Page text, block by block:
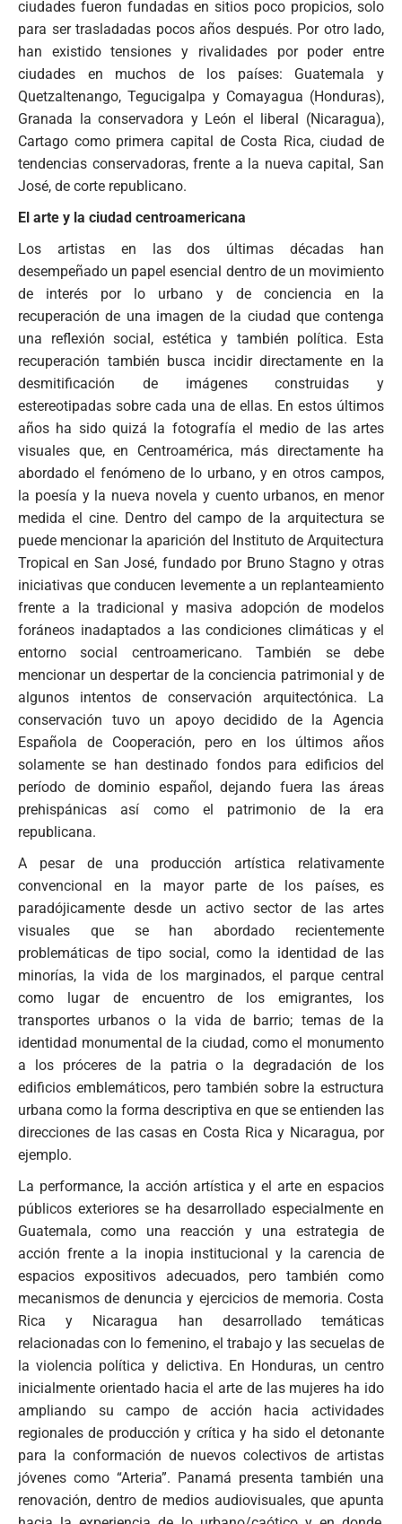
ciudades fueron fundadas en sitios poco propicios, solo
para ser trasladadas pocos años después. Por otro lado,
han existido tensiones y rivalidades por poder entre
ciudades en muchos de los países: Guatemala y
Quetzaltenango, Tegucigalpa y Comayagua (Honduras),
Granada la conservadora y León el liberal (Nicaragua),
Cartago como primera capital de Costa Rica, ciudad de
tendencias conservadoras, frente a la nueva capital, San
José, de corte republicano.
El arte y la ciudad centroamericana
Los artistas en las dos últimas décadas han
desempeñado un papel esencial dentro de un movimiento
de interés por lo urbano y de conciencia en la
recuperación de una imagen de la ciudad que contenga
una reflexión social, estética y también política. Esta
recuperación también busca incidir directamente en la
desmitificación de imágenes construidas y
estereotipadas sobre cada una de ellas. En estos últimos
años ha sido quizá la fotografía el medio de las artes
visuales que, en Centroamérica, más directamente ha
abordado el fenómeno de lo urbano, y en otros campos,
la poesía y la nueva novela y cuento urbanos, en menor
medida el cine. Dentro del campo de la arquitectura se
puede mencionar la aparición del Instituto de Arquitectura
Tropical en San José, fundado por Bruno Stagno y otras
iniciativas que conducen levemente a un replanteamiento
frente a la tradicional y masiva adopción de modelos
foráneos inadaptados a las condiciones climáticas y el
entorno social centroamericano. También se debe
mencionar un despertar de la conciencia patrimonial y de
algunos intentos de conservación arquitectónica. La
conservación tuvo un apoyo decidido de la Agencia
Española de Cooperación, pero en los últimos años
solamente se han destinado fondos para edificios del
período de dominio español, dejando fuera las áreas
prehispánicas así como el patrimonio de la era
republicana.
A pesar de una producción artística relativamente
convencional en la mayor parte de los países, es
paradójicamente desde un activo sector de las artes
visuales que se han abordado recientemente
problemáticas de tipo social, como la identidad de las
minorías, la vida de los marginados, el parque central
como lugar de encuentro de los emigrantes, los
transportes urbanos o la vida de barrio; temas de la
identidad monumental de la ciudad, como el monumento
a los próceres de la patria o la degradación de los
edificios emblemáticos, pero también sobre la estructura
urbana como la forma descriptiva en que se entienden las
direcciones de las casas en Costa Rica y Nicaragua, por
ejemplo.
La performance, la acción artística y el arte en espacios
públicos exteriores se ha desarrollado especialmente en
Guatemala, como una reacción y una estrategia de
acción frente a la inopia institucional y la carencia de
espacios expositivos adecuados, pero también como
mecanismos de denuncia y ejercicios de memoria. Costa
Rica y Nicaragua han desarrollado temáticas
relacionadas con lo femenino, el trabajo y las secuelas de
la violencia política y delictiva. En Honduras, un centro
inicialmente orientado hacia el arte de las mujeres ha ido
ampliando su campo de acción hacia actividades
regionales de producción y crítica y ha sido el detonante
para la conformación de nuevos colectivos de artistas
jóvenes como “Arteria”. Panamá presenta también una
renovación, dentro de medios audiovisuales, que apunta